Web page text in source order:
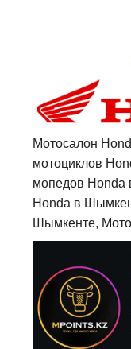
Мотосалон
мотоциклов
мопедов Honda
Honda в
Шымкенте,